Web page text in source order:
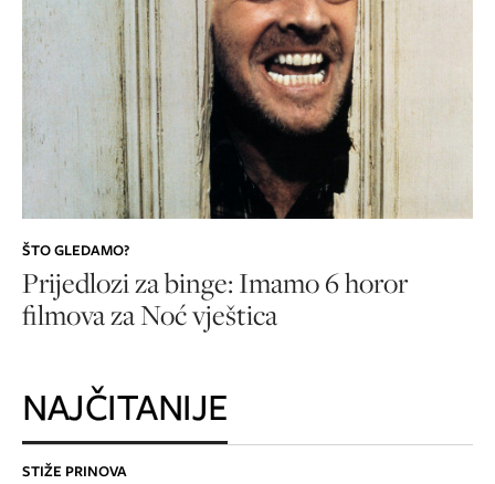
ŠTO GLEDAMO?
Prijedlozi za binge: Imamo 6 horor
filmova za Noć vještica
NAJČITANIJE
STIŽE PRINOVA